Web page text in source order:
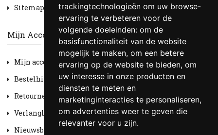
trackingtechnologieën om uw browse-
ervaring te verbeteren voor de
volgende doeleinden: om de
basisfunctionaliteit van de website
mogelijk te maken, om een betere
ervaring op de website te bieden, om
uw interesse in onze producten en
diensten te meten en
marketinginteracties te personaliseren,
om advertenties weer te geven die
relevanter voor u zijn.
Sitemap
Mijn Account
Mijn account
Bestelhistorie
Retourneren
Verlanglijst
Nieuwsbrief